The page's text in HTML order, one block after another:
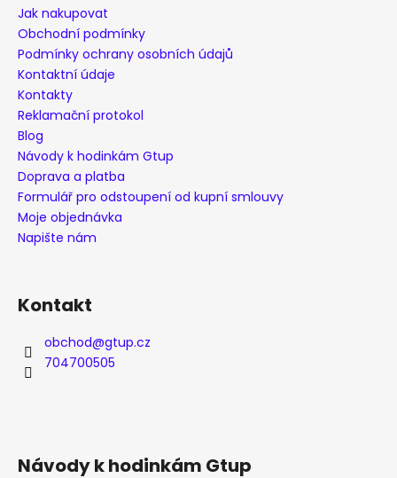
v
k
u
Jak nakupovat
Obchodní podmínky
Podmínky ochrany osobních údajů
Kontaktní údaje
Kontakty
Reklamační protokol
Blog
Návody k hodinkám Gtup
Doprava a platba
Formulář pro odstoupení od kupní smlouvy
Moje objednávka
Napište nám
Kontakt
obchod@gtup.cz
704700505
Návody k hodinkám Gtup